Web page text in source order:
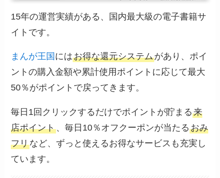
15年の運営実績がある、国内最大級の電子書籍サ
イトです。
まんが王国 にはお得な還元システムがあり、ポイ
ントの購入金額や累計使用ポイントに応じて最大
50％がポイントで戻ってきます。
毎日1回クリックするだけでポイントが貯まる来
店ポイント、毎日10％オフクーポンが当たるおみ
フリなど、ずっと使えるお得なサービスも充実し
ています。